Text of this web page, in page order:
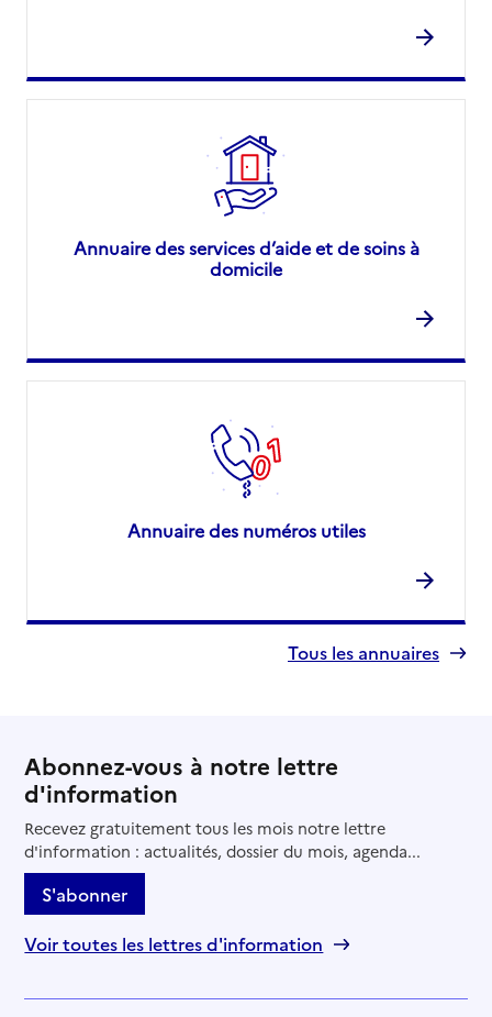
Annuaire des services d’aide et de soins à
domicile
Annuaire des numéros utiles
Tous les annuaires
Abonnez-vous à notre lettre
d'information
Recevez gratuitement tous les mois notre lettre
d'information : actualités, dossier du mois, agenda...
S'abonner
Voir toutes les lettres d'information